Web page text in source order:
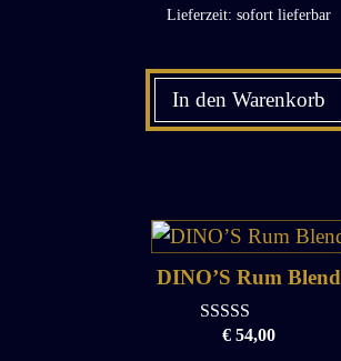
Lieferzeit: sofort lieferbar
In den Warenkorb
DINO’S Rum Blend
€ 54,00